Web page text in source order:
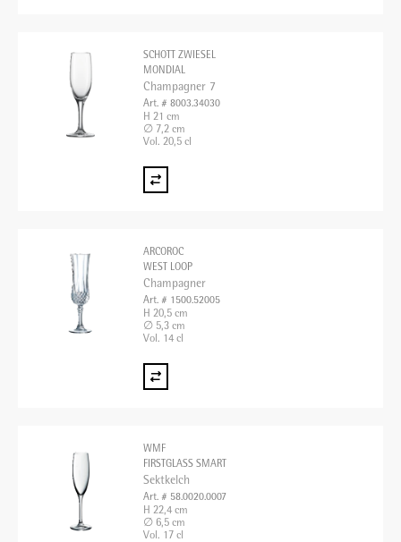
SCHOTT ZWIESEL
MONDIAL
Champagner 7
Art. # 8003.34030
H 21 cm
∅ 7,2 cm
Vol. 20,5 cl
ARCOROC
WEST LOOP
Champagner
Art. # 1500.52005
H 20,5 cm
∅ 5,3 cm
Vol. 14 cl
WMF
FIRSTGLASS SMART
Sektkelch
Art. # 58.0020.0007
H 22,4 cm
∅ 6,5 cm
Vol. 17 cl